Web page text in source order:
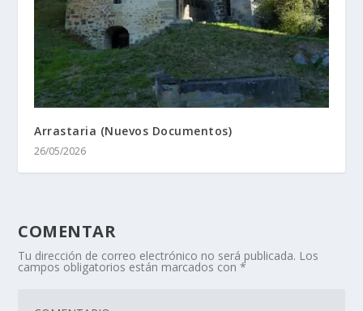
Arrastaria (Nuevos Documentos)
26/05/2026
COMENTAR
Tu dirección de correo electrónico no será publicada. Los
campos obligatorios están marcados con*